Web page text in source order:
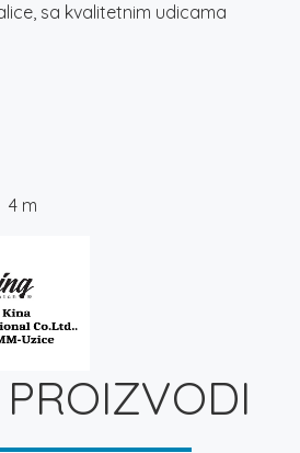
sa kvalitetnim udicama
4 m